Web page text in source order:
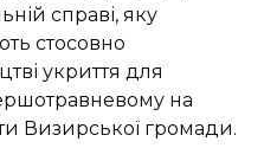
справі, яку
стосовно
укриття для
на
Визирської громади.